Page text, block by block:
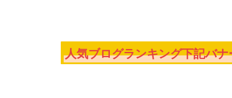
人気ブログランキング下記バ